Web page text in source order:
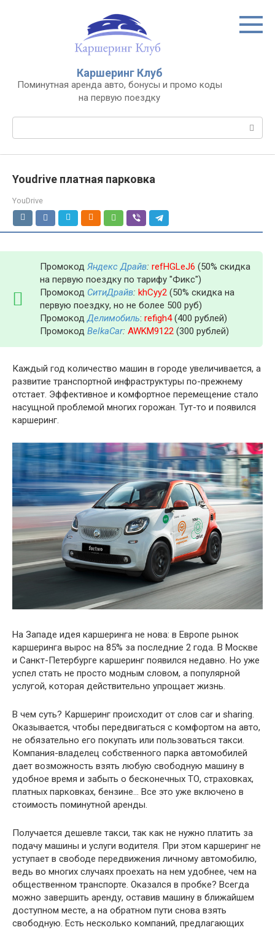
Каршеринг Клуб
Поминутная аренда авто, бонусы и промо коды
на первую поездку
Поиск:
Youdrive платная парковка
YouDrive
Промокод Яндекс Драйв: refHGLeJ6 (50% скидка
на первую поездку по тарифу "Фикс")
Промокод СитиДрайв: khCyy2 (50% скидка на
первую поездку, но не более 500 руб)
ПромокодДелимобиль: refigh4(400 рублей)
Промокод BelkaCar: AWKM9122 (300 рублей)
Каждый год количество машин в городе увеличивается, а
развитие транспортной инфраструктуры по-прежнему
отстает. Эффективное и комфортное перемещение стало
насущной проблемой многих горожан. Тут-то и появился
каршеринг.
На Западе идея каршеринга не нова: в Европе рынок
каршеринга вырос на 85% за последние 2 года. В Москве
и Санкт-Петербурге каршеринг появился недавно. Но уже
успел стать не просто модным словом, а популярной
услугой, которая действительно упрощает жизнь.
В чем суть? Каршеринг происходит от слов car и sharing.
Оказывается, чтобы передвигаться с комфортом на авто,
не обязательно его покупать или пользоваться такси.
Компания-владелец собственного парка автомобилей
дает возможность взять любую свободную машину в
удобное время и забыть о бесконечных ТО, страховках,
платных парковках, бензине… Все это уже включено в
стоимость поминутной аренды.
Получается дешевле такси, так как не нужно платить за
подачу машины и услуги водителя. При этом каршеринг не
уступает в свободе передвижения личному автомобилю,
ведь во многих случаях проехать на нем удобнее, чем на
общественном транспорте. Оказался в пробке? Всегда
можно завершить аренду, оставив машину в ближайшем
доступном месте, а на обратном пути снова взять
свободную. Есть несколько компаний, предлагающих